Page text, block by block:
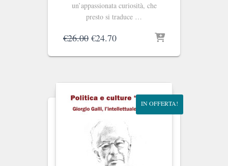
un’appassionata curiosità, che
presto si traduce …
€26.00 Il
originale
€26.00.
€24.70Il
attuale
€24.70.
IN OFFERTA!